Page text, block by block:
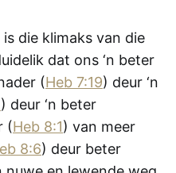
die klimaks van die
dat ons ‘n beter
(Heb 7:19) deur ‘n
) deur ‘n beter
(Heb 8:1) van meer
8:6) deur beter